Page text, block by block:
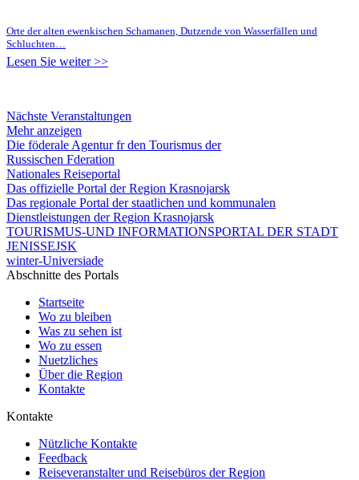
Orte der alten ewenkischen Schamanen, Dutzende von Wasserfällen und
Schluchten…
Lesen Sie weiter >>
Nächste Veranstaltungen
Mehr anzeigen
Die föderale Agentur fr den Tourismus der
Russischen Fderation
Nationales Reiseportal
Das offizielle Portal der Region Krasnojarsk
Das regionale Portal der staatlichen und kommunalen
Dienstleistungen der Region Krasnojarsk
TOURISMUS-UND INFORMATIONSPORTAL DER STADT
JENISSEJSK
winter-Universiade
Abschnitte des Portals
Startseite
Wo zu bleiben
Was zu sehen ist
Wo zu essen
Nuetzliches
Über die Region
Kontakte
Kontakte
Nützliche Kontakte
Feedback
Reiseveranstalter und Reisebüros der Region